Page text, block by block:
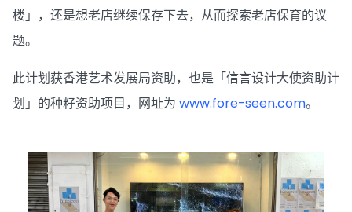
楼」，还是想老店继续保存下去，从而探索老店保育的议
题。
此计划获香港艺术发展局资助，也是「信言设计大使资助计
划」的种籽资助项目，网址为 www.fore-seen.com。